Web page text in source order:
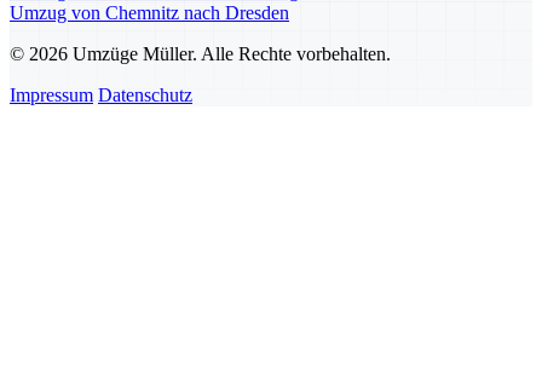
Umzug von Chemnitz nach Dresden
© 2026 Umzüge Müller. Alle Rechte vorbehalten.
Impressum Datenschutz